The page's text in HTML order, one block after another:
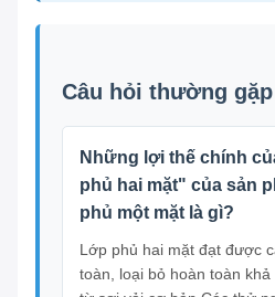
Câu hỏi thường gặp
Những lợi thế chính
phủ hai mặt" của sản
phủ một mặt là gì?
Lớp phủ hai mặt đạt được
toàn, loại bỏ hoàn toàn